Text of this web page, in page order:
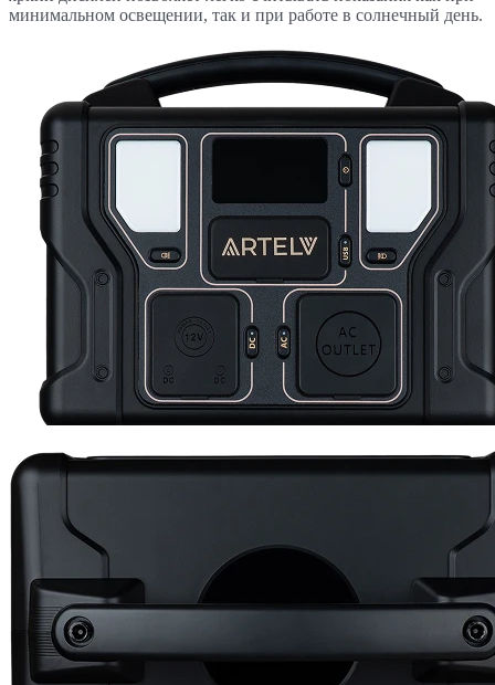
минимальном освещении, так и при работе в солнечный день.